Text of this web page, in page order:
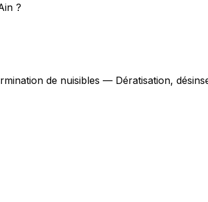
?
de nuisibles — Dératisation,